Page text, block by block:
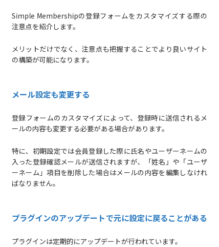
Simple Membershipの登録フォームをカスタマイズする際の
注意点を紹介します。
メリットだけでなく、注意点も把握することでより良いサイト
の構築が可能になります。
メール設定も変更する
登録フォームのカスタマイズによって、登録時に送信されるメ
ールの内容も変更する必要がある場合があります。
特に、初期設定では会員登録した際に氏名やユーザーネームの
入った登録確認メールが送信されますが、「姓名」や「ユーザ
ーネーム」項目を削除した場合はメールの内容を編集しなけれ
ばなりません。
プラグインのアップデートで元に設定に戻ることがある
プラグインは定期的にアップデートが行われています。